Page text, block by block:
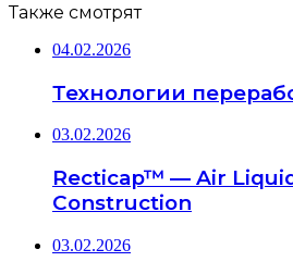
Также смотрят
04.02.2026
Технологии
03.02.2026
Recticap™ — Air
Construction
03.02.2026